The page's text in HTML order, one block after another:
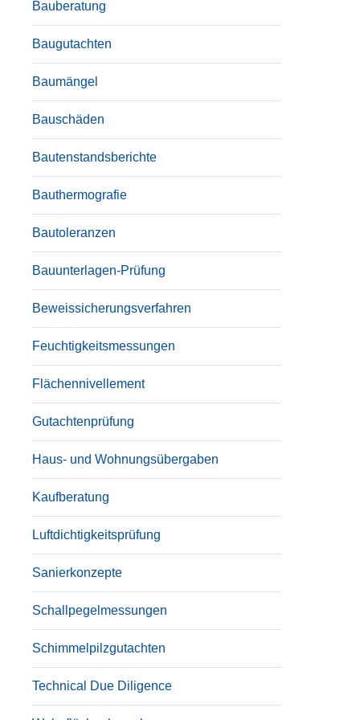
Bauberatung
Baugutachten
Baumängel
Bauschäden
Bautenstandsberichte
Bauthermografie
Bautoleranzen
Bauunterlagen-Prüfung
Beweissicherungsverfahren
Feuchtigkeitsmessungen
Flächennivellement
Gutachtenprüfung
Haus- und Wohnungsübergaben
Kaufberatung
Luftdichtigkeitsprüfung
Sanierkonzepte
Schallpegelmessungen
Schimmelpilzgutachten
Technical Due Diligence